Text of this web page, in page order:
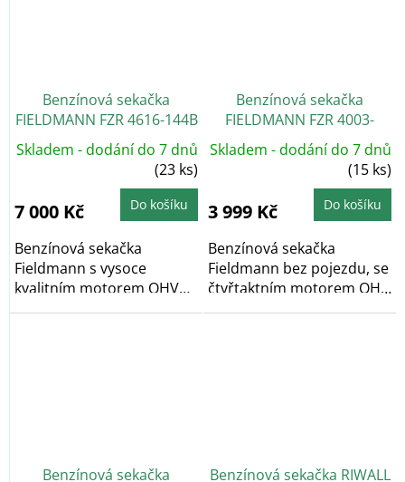
Benzínová sekačka
FIELDMANN FZR 4616-144B
+ Nabroušení nože
zdarma
Skladem - dodání do 7 dnů
(23 ks)
7 000 Kč Do košíku
Benzínová sekačka
Fieldmann s vysoce
kvalitním motorem OHV
RATO SV 145-S o...
Benzínová sekačka
FIELDMANN FZR 4003-
79BH, bez pojezdu
Skladem - dodání do 7 dnů
(15 ks)
3 999 Kč Do košíku
Benzínová sekačka
Fieldmann bez pojezdu, se
čtyřtaktním motorem OHV
o obsahu 79...
Benzínová sekačka
Benzínová sekačka RIWALL